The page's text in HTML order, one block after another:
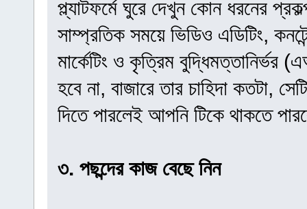
প্ল্যাটফর্মে ঘুরে দেখুন কোন ধরনের
সাম্প্রতিক সময়ে ভিডিও এডিটিং,
মার্কেটিং ও কৃত্রিম বুদ্ধিমত্তানির্ভর
হবে না, বাজারে তার চাহিদা কতটা,
দিতে পারলেই আপনি টিকে থাকতে
৩. পছন্দের কাজ বেছে নিন